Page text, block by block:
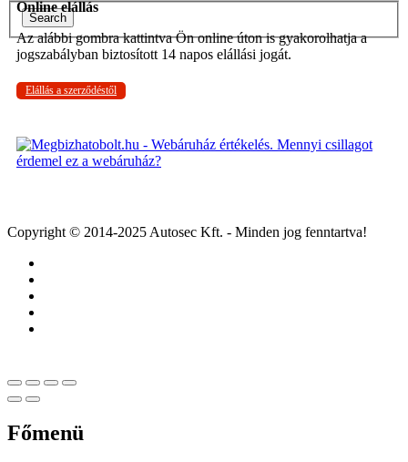
Search
Online elállás
Az alábbi gombra kattintva Ön online úton is gyakorolhatja a
jogszabályban biztosított 14 napos elállási jogát.
Elállás a szerződéstől
Copyright © 2014-2025 Autosec Kft. - Minden jog fenntartva!
Főmenü